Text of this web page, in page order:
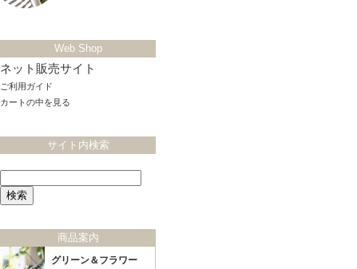
Web Shop
ネット販売サイト
ご利用ガイド
カートの中を見る
サイト内検索
商品案内
グリーン＆フラワー